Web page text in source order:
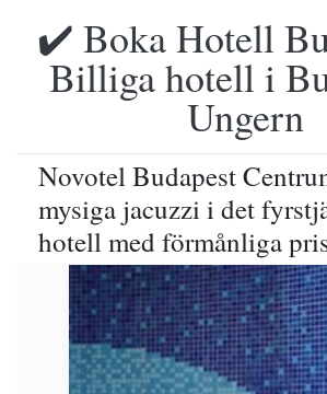
✔️ Boka Hotell
Billiga hotell i
Ungern
Novotel Budapest
mysiga jacuzzi i det
hotell med förmånliga